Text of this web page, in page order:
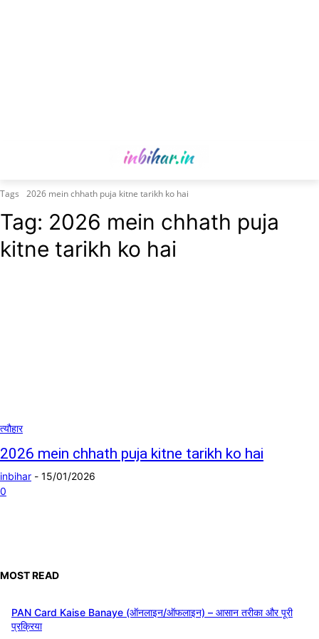
Tags 2026 mein chhath puja kitne tarikh ko hai
Tag: 2026 mein chhath puja
kitne tarikh ko hai
त्यौहार
2026 mein chhath puja kitne tarikh ko hai
inbihar - 15/01/2026
0
MOST READ
PAN Card Kaise Banaye (ऑनलाइन/ऑफलाइन) – आसान तरीका और पूरी
प्रक्रिया